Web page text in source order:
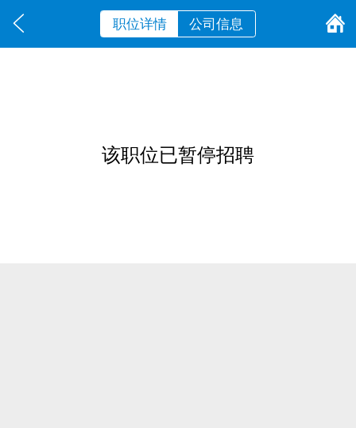
职位详情 公司信息
该职位已暂停招聘